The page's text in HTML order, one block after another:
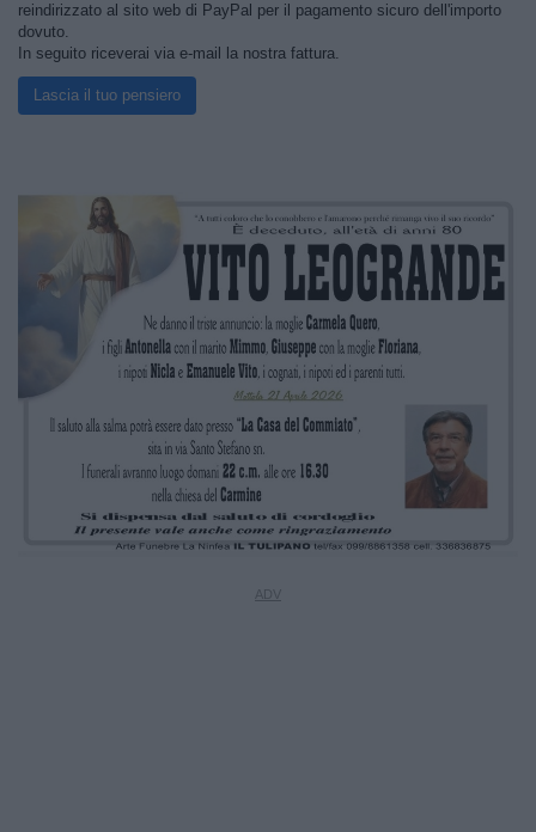
reindirizzato al sito web di PayPal per il pagamento sicuro dell'importo
dovuto.
In seguito riceverai via e-mail la nostra fattura.
Lascia il tuo pensiero